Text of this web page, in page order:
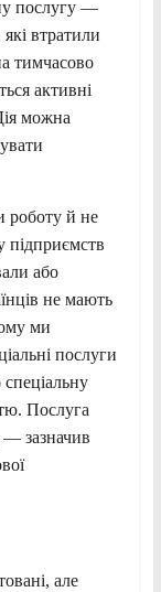
послугу —
втратили
тимчасово
активні
можна
роботу й не
підприємств
або
не мають
ми
послуги
Послуга
— зазначив
але